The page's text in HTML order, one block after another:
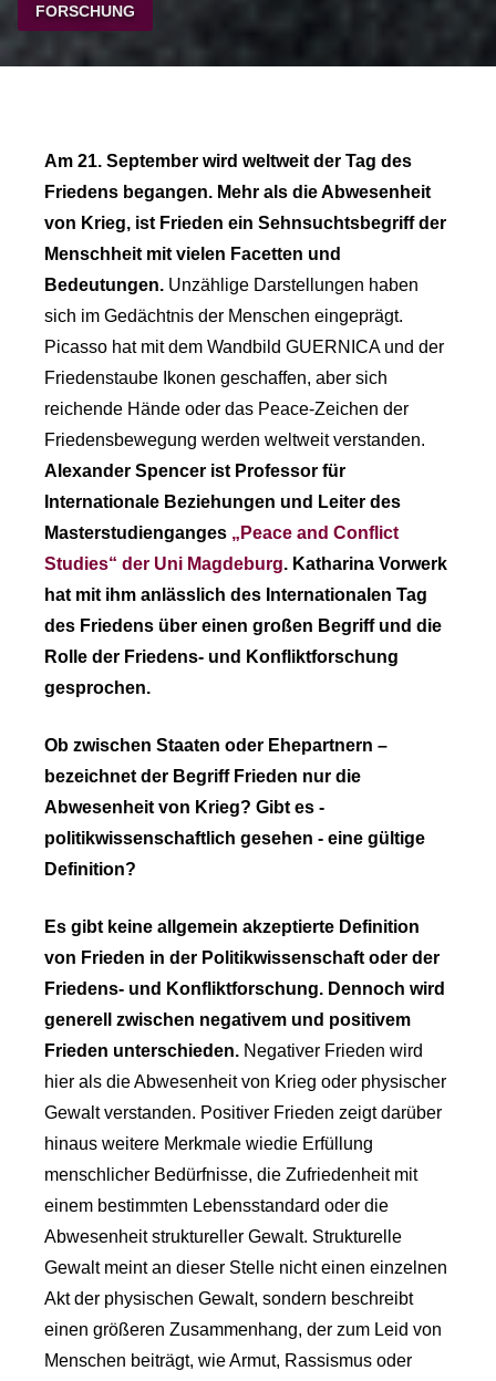
FORSCHUNG
Am 21. September wird weltweit der Tag des
Friedens begangen. Mehr als die Abwesenheit
von Krieg, ist Frieden ein Sehnsuchtsbegriff der
Menschheit mit vielen Facetten und
Bedeutungen. Unzählige Darstellungen haben
sich im Gedächtnis der Menschen eingeprägt.
Picasso hat mit dem Wandbild GUERNICA und der
Friedenstaube Ikonen geschaffen, aber sich
reichende Hände oder das Peace-Zeichen der
Friedensbewegung werden weltweit verstanden.
Alexander Spencer ist Professor für
Internationale Beziehungen und Leiter des
Masterstudienganges „Peace and Conflict
Studies“ der Uni Magdeburg. Katharina Vorwerk
hat mit ihm anlässlich des Internationalen Tag
des Friedens über einen großen Begriff und die
Rolle der Friedens- und Konfliktforschung
gesprochen.
Ob zwischen Staaten oder Ehepartnern –
bezeichnet der Begriff Frieden nur die
Abwesenheit von Krieg? Gibt es -
politikwissenschaftlich gesehen - eine gültige
Definition?
Es gibt keine allgemein akzeptierte Definition
von Frieden in der Politikwissenschaft oder der
Friedens- und Konfliktforschung. Dennoch wird
generell zwischen negativem und positivem
Frieden unterschieden. Negativer Frieden wird
hier als die Abwesenheit von Krieg oder physischer
Gewalt verstanden. Positiver Frieden zeigt darüber
hinaus weitere Merkmale wiedie Erfüllung
menschlicher Bedürfnisse, die Zufriedenheit mit
einem bestimmten Lebensstandard oder die
Abwesenheit struktureller Gewalt. Strukturelle
Gewalt meint an dieser Stelle nicht einen einzelnen
Akt der physischen Gewalt, sondern beschreibt
einen größeren Zusammenhang, der zum Leid von
Menschen beiträgt, wie Armut, Rassismus oder